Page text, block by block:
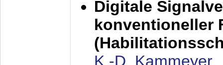
Digitale
konventioneller
K.-D. Kammeyer